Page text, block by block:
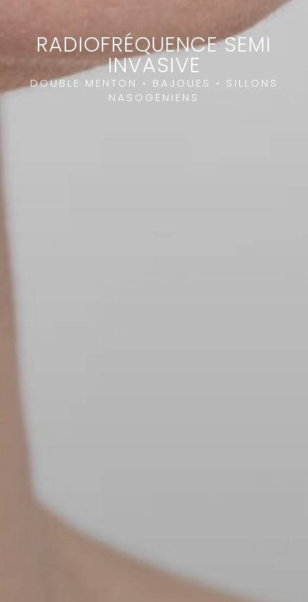
RADIOFRÉQUENCE SEMI
INVASIVE
DOUBLE MENTON • BAJOUES • SILLONS
NASOGÉNIENS